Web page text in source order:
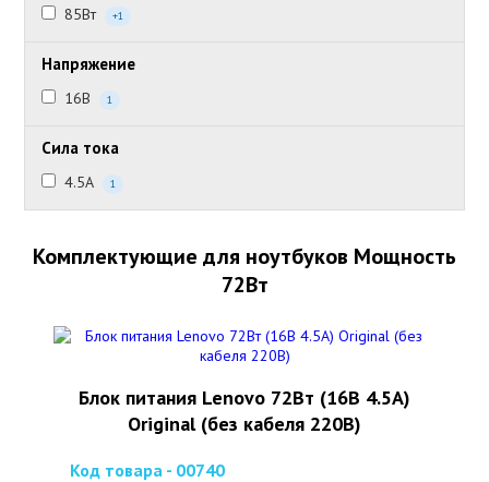
85Вт +1
Напряжение
16В 1
Сила тока
4.5А 1
Комплектующие для ноутбуков Мощность
72Вт
Блок питания Lenovo 72Вт (16В 4.5А)
Original (без кабеля 220В)
Код товара - 00740